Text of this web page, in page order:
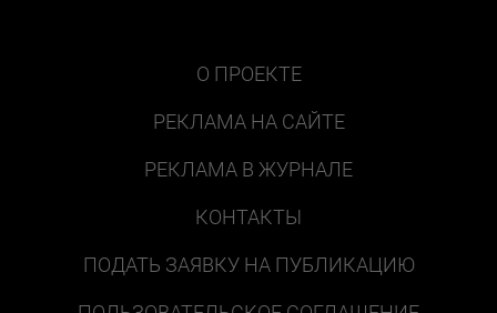
О ПРОЕКТЕ
РЕКЛАМА НА САЙТЕ
РЕКЛАМА В ЖУРНАЛЕ
КОНТАКТЫ
ПОДАТЬ ЗАЯВКУ НА ПУБЛИКАЦИЮ